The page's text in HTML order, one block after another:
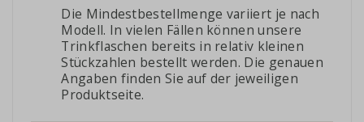
Die Mindestbestellmenge variiert je nach
Modell. In vielen Fällen können unsere
Trinkflaschen bereits in relativ kleinen
Stückzahlen bestellt werden. Die genauen
Angaben finden Sie auf der jeweiligen
Produktseite.